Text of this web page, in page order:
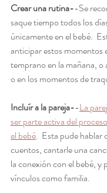
Crear una rutina--Se
saque tiempo todos los
únicamente en el bebé.
anticipar estos momentos
temprano en la mañana, o
o en los momentos de
Incluír a la pareja--La
ser parte activa del
el bebé.  Esta pude hablar
cuentos, cantarle una
la conexión con el bebé, y
vínculos como familia.